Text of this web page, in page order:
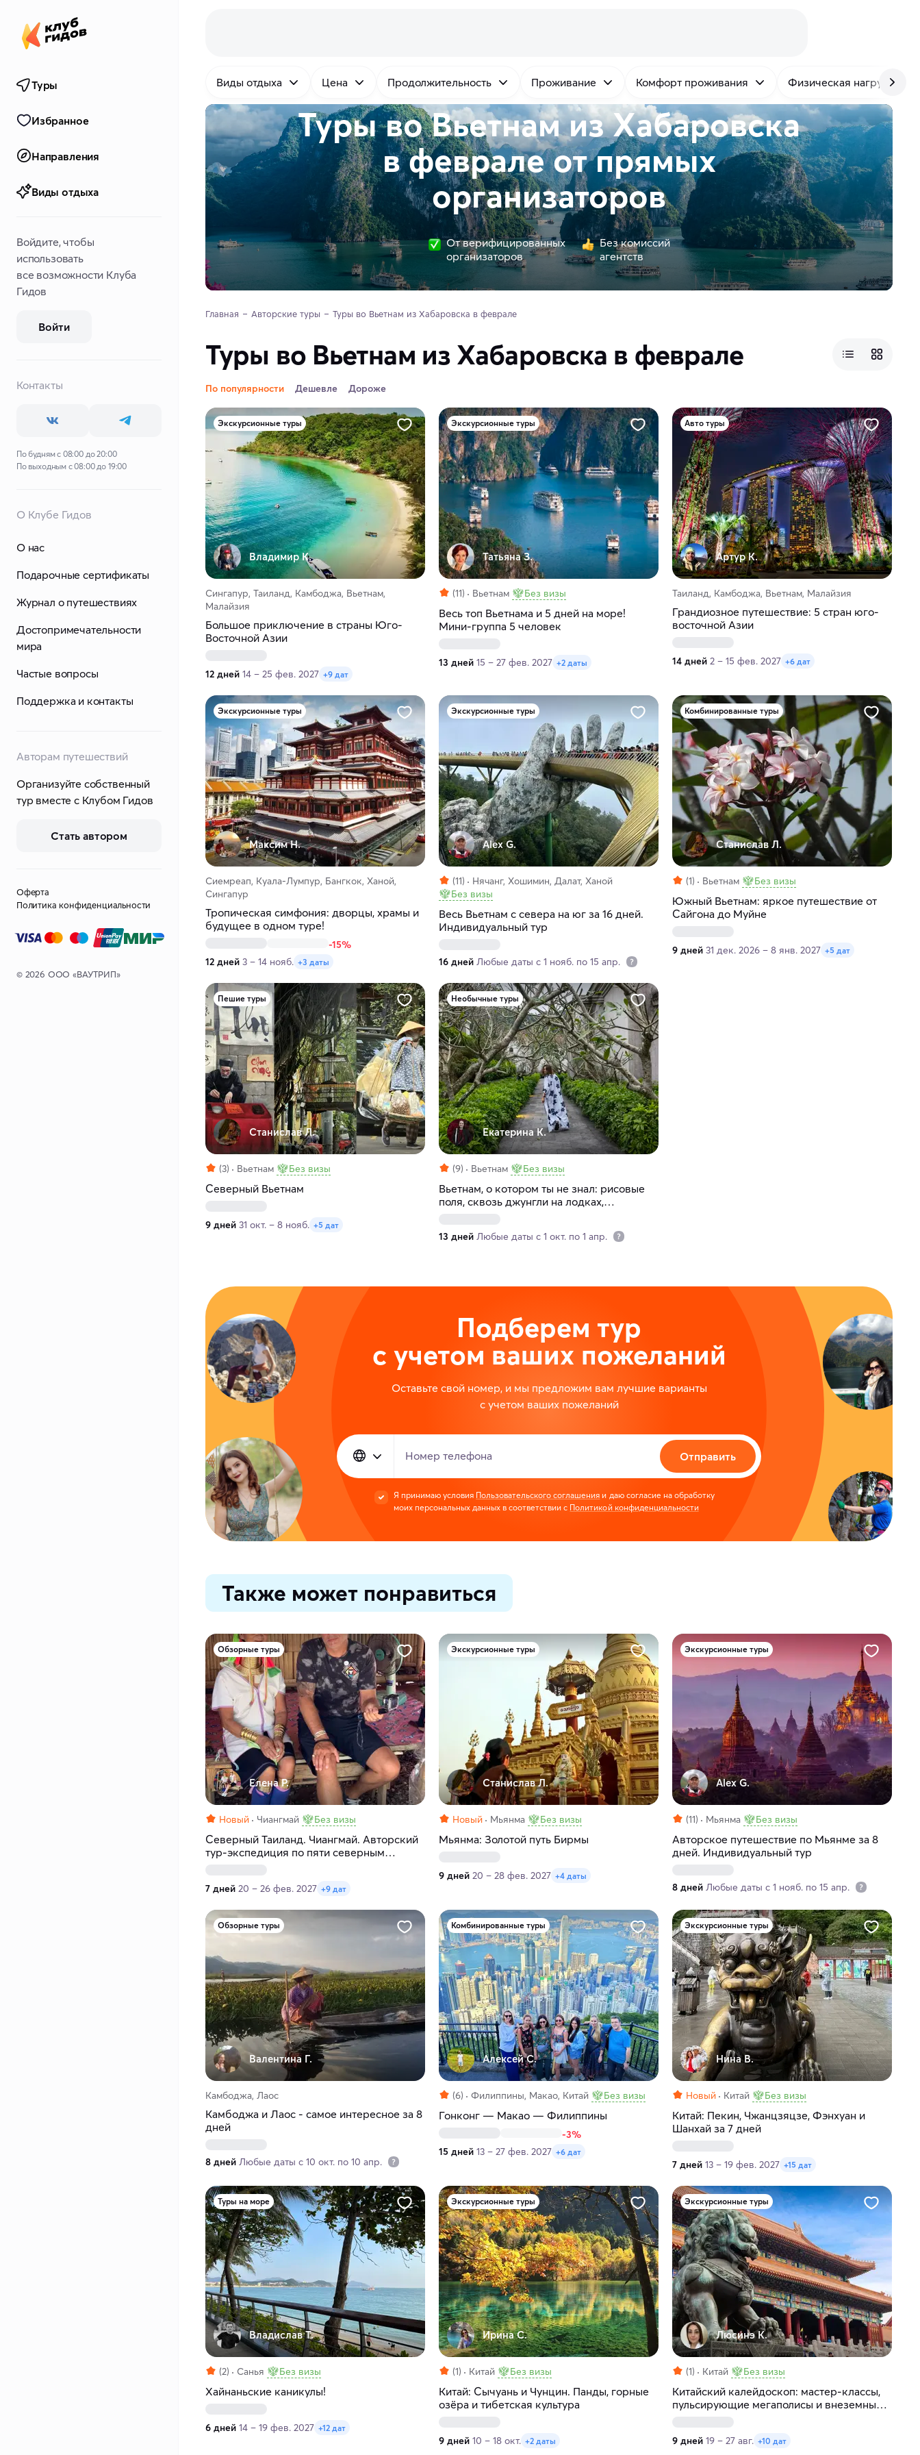
Туры
Избранное
Направления
Виды отдыха
Войдите, чтобы
использовать
все возможности Клуба
Гидов
Войти
Контакты
По будням с 08:00 до 20:00
По выходным с 08:00 до 19:00
О Клубе Гидов
О нас
Подарочные сертификаты
Журнал о путешествиях
Достопримечательности
мира
Частые вопросы
Поддержка и контакты
Авторам путешествий
Организуйте собственный
тур вместе с Клубом Гидов
Стать автором
Оферта
Политика конфиденциальности
© 2026 ООО «ВАУТРИП»
Виды отдыха Цена Продолжительность Проживание Комфорт проживания Физическая нагрузка
Туры во Вьетнам из Хабаровска
в феврале отпрямых
организаторов
От верифицированных
организаторов
Без комиссий
агентств
Главная Авторские туры Туры во Вьетнам из Хабаровска в феврале
Туры во Вьетнам из Хабаровска в феврале
По популярности Дешевле Дороже
Экскурсионные туры
Владимир К.
Сингапур, Таиланд, Камбоджа, Вьетнам,
Малайзия
Большое приключение в страны Юго-
Восточной Азии
12 дней 14 – 25 фев. 2027 +9 дат
Экскурсионные туры
Татьяна З.
(11) Вьетнам Без визы
Весь топ Вьетнама и 5 дней на море!
Мини-группа 5 человек
13 дней 15 – 27 фев. 2027 +2 даты
Авто туры
Артур К.
Таиланд, Камбоджа, Вьетнам, Малайзия
Грандиозное путешествие: 5 стран юго-
восточной Азии
14 дней 2 – 15 фев. 2027 +6 дат
Экскурсионные туры
Максим H.
Сиемреап, Куала-Лумпур, Бангкок, Ханой,
Сингапур
Тропическая симфония: дворцы, храмы и
будущее в одном туре!
-15%
12 дней 3 – 14 нояб. +3 даты
Экскурсионные туры
Alex G.
(11)
Нячанг, Хошимин, Далат, Ханой
Без визы
Весь Вьетнам с севера на юг за 16 дней.
Индивидуальный тур
16 дней Любые даты с 1 нояб. по 15 апр.
Комбинированные туры
Станислав Л.
(1) Вьетнам Без визы
Южный Вьетнам: яркое путешествие от
Сайгона до Муйне
9 дней 31 дек. 2026 – 8 янв. 2027 +5 дат
Пешие туры
Станислав Л.
(3) Вьетнам Без визы
Северный Вьетнам
9 дней 31 окт. – 8 нояб. +5 дат
Необычные туры
Екатерина К.
(9) Вьетнам Без визы
Вьетнам, о котором ты не знал: рисовые
поля, сквозь джунгли на лодках,
13 дней Любые даты с 1 окт. по 1 апр.
Подберем тур
с учетом ваших пожеланий
Оставьте свой номер, и мы предложим вам лучшие варианты
с учетом ваших пожеланий
Номер телефона Отправить
Я принимаю условия Пользовательского соглашения и даю согласие на обработку
моих персональных данных в соответствии с Политикой конфиденциальности
Также может понравиться
Обзорные туры
Елена Р.
Новый Чиангмай Без визы
Северный Таиланд. Чиангмай. Авторский
тур-экспедиция по пяти северным
7 дней 20 – 26 фев. 2027 +9 дат
Экскурсионные туры
Станислав Л.
Новый Мьянма Без визы
Мьянма: Золотой путь Бирмы
9 дней 20 – 28 фев. 2027 +4 даты
Экскурсионные туры
Alex G.
(11) Мьянма Без визы
Авторское путешествие по Мьянме за 8
дней. Индивидуальный тур
8 дней Любые даты с 1 нояб. по 15 апр.
Обзорные туры
Валентина Г.
Камбоджа, Лаос
Камбоджа и Лаос - самое интересное за 8
дней
8 дней Любые даты с 10 окт. по 10 апр.
Комбинированные туры
Алексей С.
(6) Филиппины, Макао, Китай Без визы
Гонконг — Макао — Филиппины
-3%
15 дней 13 – 27 фев. 2027 +6 дат
Экскурсионные туры
Нина В.
Новый Китай Без визы
Китай: Пекин, Чжанцзяцзе, Фэнхуан и
Шанхай за 7 дней
7 дней 13 – 19 фев. 2027 +15 дат
Туры на море
Владислав Т.
(2) Санья Без визы
Хайнаньские каникулы!
6 дней 14 – 19 фев. 2027 +12 дат
Экскурсионные туры
Ирина С.
(1) Китай Без визы
Китай: Сычуань и Чунцин. Панды, горные
озёра и тибетская культура
9 дней 10 – 18 окт. +2 даты
Экскурсионные туры
Люсинэ К.
(1) Китай Без визы
Китайский калейдоскоп: мастер-классы,
пульсирующие мегаполисы и внеземные
9 дней 19 – 27 авг. +10 дат